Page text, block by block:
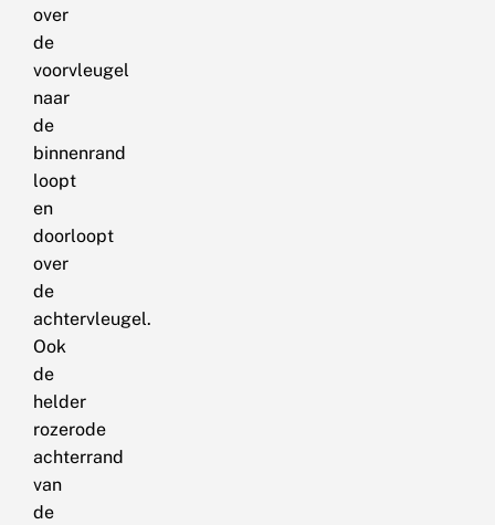
over
de
voorvleugel
naar
de
binnenrand
loopt
en
doorloopt
over
de
achtervleugel.
Ook
de
helder
rozerode
achterrand
van
de